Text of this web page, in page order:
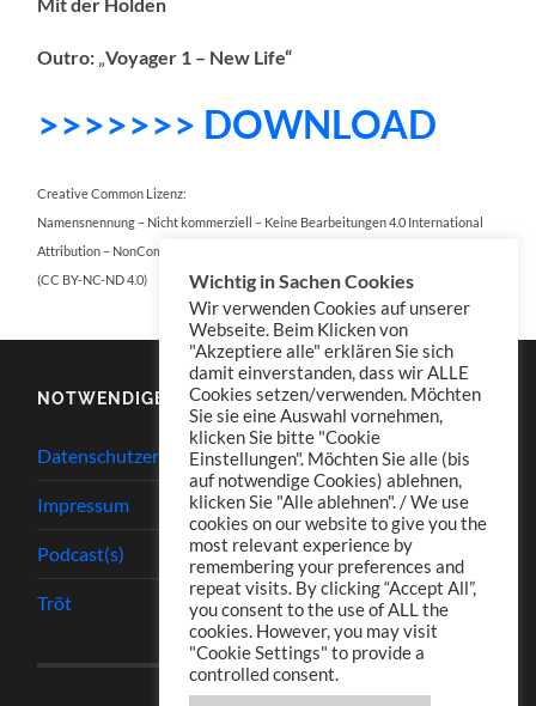
Outro: „Voyager 1 – New Life“
>>>>>>> DOWNLOAD
Creative Common Lizenz:
Namensnennung – Nicht kommerziell – Keine Bearbeitungen 4.0 International
Attribution – NonCommercial – NoDerivatives 4.0 International
(CC BY-NC-ND 4.0)
NOTWENDIGES
Datenschutzerklärung
Impressum
Podcast(s)
Tröt
Wichtig in Sachen Cookies
Wir verwenden Cookies auf unserer
Webseite. Beim Klicken von
"Akzeptiere alle" erklären Sie sich
damit einverstanden, dass wir ALLE
Cookies setzen/verwenden. Möchten
Sie sie eine Auswahl vornehmen,
klicken Sie bitte "Cookie
Einstellungen". Möchten Sie alle (bis
auf notwendige Cookies) ablehnen,
klicken Sie "Alle ablehnen". / We use
cookies on our website to give you the
most relevant experience by
remembering your preferences and
repeat visits. By clicking “Accept All”,
you consent to the use of ALL the
cookies. However, you may visit
"Cookie Settings" to provide a
controlled consent.